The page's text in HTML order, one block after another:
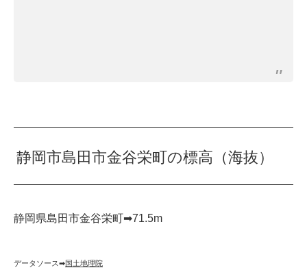
静岡市島田市金谷栄町の標高（海抜）
静岡県島田市金谷栄町➡︎71.5m
データソース➡︎国土地理院